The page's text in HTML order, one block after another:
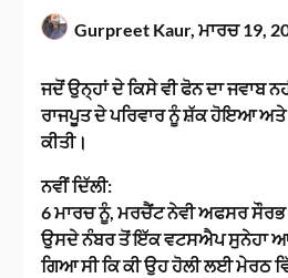
Gurpreet Kaur,ਮਾਰਚ 19,
ਜਦੋਂ ਉਨ੍ਹਾਂ ਦੇ ਕਿਸੇ ਵੀ ਫੋਨ ਦਾ ਜਵਾਬ
ਰਾਜਪੂਤ ਦੇ ਪਰਿਵਾਰ ਨੂੰ ਸ਼ੱਕ ਹੋਇਆ
ਕੀਤੀ।
ਨਵੀਂ ਦਿੱਲੀ:
6 ਮਾਰਚ ਨੂੰ, ਮਰਚੈਂਟ ਨੇਵੀ ਅਫਸਰ ਸੌਰਭ
ਉਸਦੇ ਨੰਬਰ ਤੋਂ ਇੱਕ ਵਟਸਐਪ ਸੁਨੇਹਾ
ਗਿਆ ਸੀ ਕਿ ਕੀ ਉਹ ਹੋਲੀ ਲਈ ਮੇਰਠ